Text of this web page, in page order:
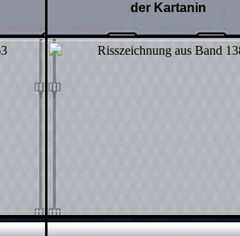
der Kartanin